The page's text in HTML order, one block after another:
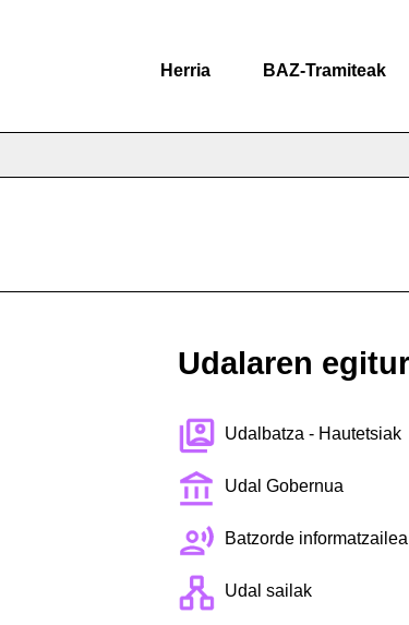
Herria BAZ-Tramiteak
Udalaren
Udalbatza - Hautetsiak
Udal Gobernua
Batzorde
Udal sailak